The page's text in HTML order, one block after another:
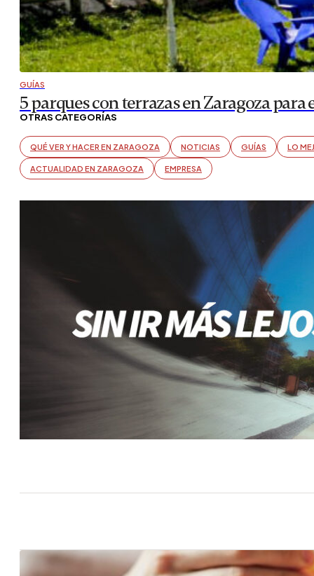
GUÍAS
5 parques con terrazas en Zaragoza para
OTRAS CATEGORÍAS
QUÉ VER Y HACER EN ZARAGOZA NOTICIAS GUÍAS LO
ACTUALIDAD EN ZARAGOZA EMPRESA